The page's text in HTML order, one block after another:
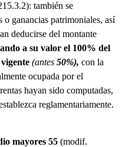
también se
o ganancias patrimoniales, así
deducirse del montante
a su valor el 100% del
(antes 50%), con la
ocupada por el
hayan sido computadas,
reglamentariamente.
mayores 55 (modif.